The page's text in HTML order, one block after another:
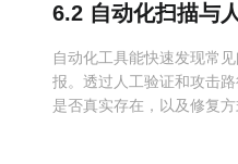
6.2 自动化扫描与
自动化工具能快速发现常
报。透过人工验证和攻击
是否真实存在，以及修复方